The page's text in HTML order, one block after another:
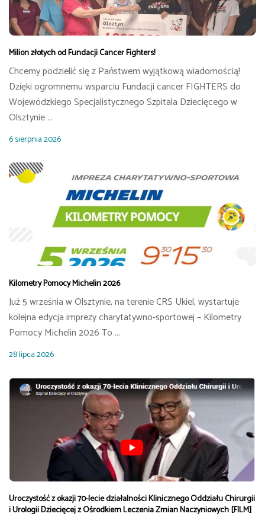
Milion złotych od Fundacji Cancer Fighters!
Chcemy podzielić się z Państwem wyjątkową wiadomością!
Dzięki ogromnemu wsparciu Fundacji cancer FIGHTERS do
Wojewódzkiego Specjalistycznego Szpitala Dziecięcego w
Olsztynie ...
6 sierpnia 2026
Kilometry Pomocy Michelin 2026
Już 5 września w Olsztynie, na terenie CRS Ukiel, wystartuje
kolejna edycja imprezy charytatywno-sportowej – Kilometry
Pomocy Michelin 2026 To ...
28 lipca 2026
Uroczystość z okazji 70-lecie działalności Klinicznego Oddziału Chirurgii
i Urologii Dziecięcej z Ośrodkiem Leczenia Zmian Naczyniowych [FILM]